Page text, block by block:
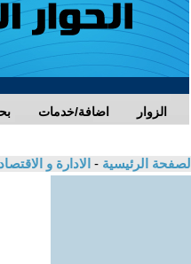
اضافة/خدمات الزوار
الصفحة الرئيسية - الادارة و الاقتصاد